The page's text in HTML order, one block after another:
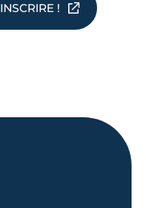
!